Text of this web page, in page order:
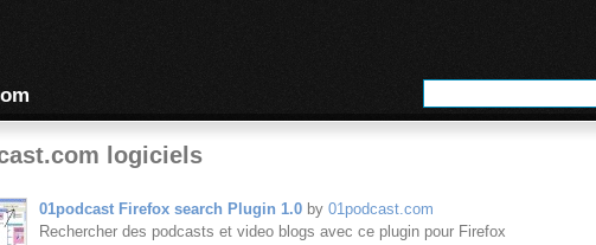
logiciels
01podcast Firefox search Plugin 1.0by 01podcast.com
Rechercher des podcasts et video blogs avec ce plugin pour Firefox